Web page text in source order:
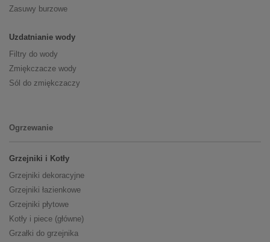
Zasuwy burzowe
Uzdatnianie wody
Filtry do wody
Zmiękczacze wody
Sól do zmiękczaczy
Ogrzewanie
Grzejniki i Kotły
Grzejniki dekoracyjne
Grzejniki łazienkowe
Grzejniki płytowe
Kotły i piece (główne)
Grzałki do grzejnika